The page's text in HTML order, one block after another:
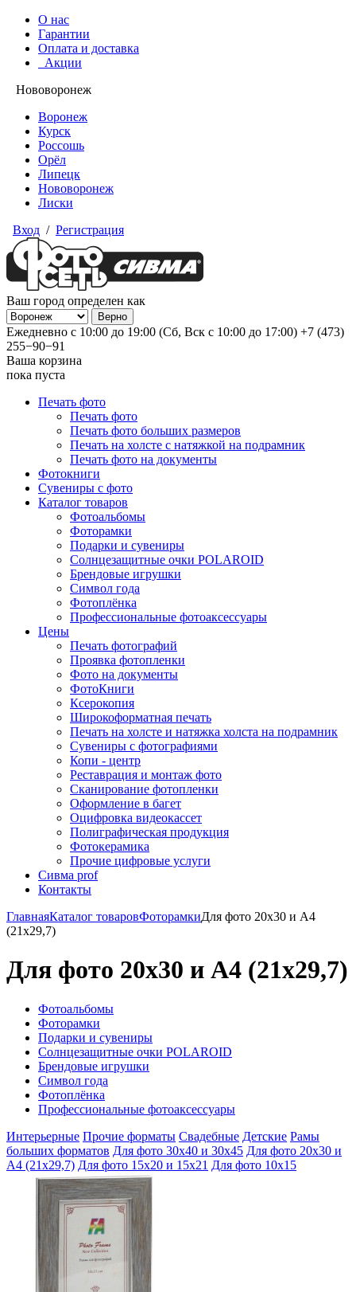
О нас
Гарантии
Оплата и доставка
Акции
Нововоронеж
Воронеж
Курск
Россошь
Орёл
Липецк
Нововоронеж
Лиски
Вход / Регистрация
Ваш город определен как
Ежедневно с 10:00 до 19:00 (Сб, Вск с 10:00 до 17:00) +7 (473)
255−90−91
Ваша корзина
пока пуста
Печать фото
Печать фото
Печать фото больших размеров
Печать на холсте с натяжкой на подрамник
Печать фото на документы
Фотокниги
Сувениры с фото
Каталог товаров
Фотоальбомы
Фоторамки
Подарки и сувениры
Солнцезащитные очки POLAROID
Брендовые игрушки
Символ года
Фотоплёнка
Профессиональные фотоаксессуары
Цены
Печать фотографий
Проявка фотопленки
Фото на документы
ФотоКниги
Ксерокопия
Широкоформатная печать
Печать на холсте и натяжка холста на подрамник
Сувениры с фотографиями
Копи - центр
Реставрация и монтаж фото
Сканирование фотопленки
Оформление в багет
Оцифровка видеокассет
Полиграфическая продукция
Фотокерамика
Прочие цифровые услуги
Сивма prof
Контакты
ГлавнаяКаталог товаровФоторамкиДля фото 20х30 и А4
(21х29,7)
Для фото 20х30 и А4 (21х29,7)
Фотоальбомы
Фоторамки
Подарки и сувениры
Солнцезащитные очки POLAROID
Брендовые игрушки
Символ года
Фотоплёнка
Профессиональные фотоаксессуары
Интерьерные Прочие форматы Свадебные Детские Рамы
больших форматов Для фото 30х40 и 30х45 Для фото 20х30 и
А4 (21х29,7) Для фото 15х20 и 15х21 Для фото 10х15